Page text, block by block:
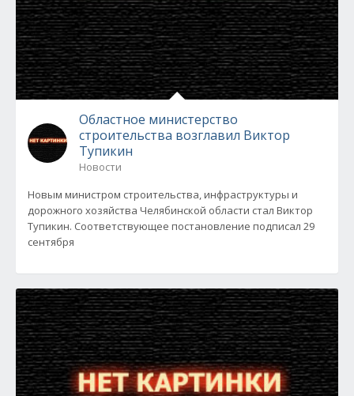
Областное министерство
строительства возглавил Виктор
Тупикин
Новости
Новым министром строительства, инфраструктуры и
дорожного хозяйства Челябинской области стал Виктор
Тупикин. Соответствующее постановление подписал 29
сентября